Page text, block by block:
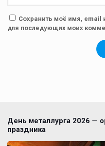
Сохранить моё имя, email
для последующих моих
День металлурга 2026 —
праздника